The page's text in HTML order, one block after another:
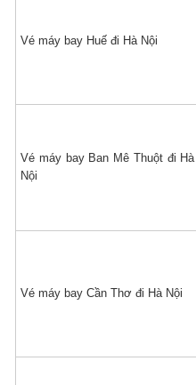
Vé máy bay Huế đi Hà Nội
Vé máy bay Ban Mê Thuột đi Hà
Nội
Vé máy bay Cần Thơ đi Hà Nội